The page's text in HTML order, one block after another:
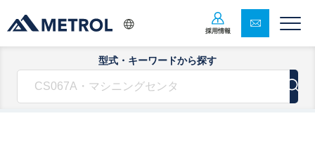
採用情報
型式・キーワードから探す